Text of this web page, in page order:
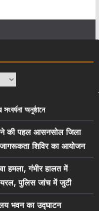
অনুষ্ঠানে
की पहल आसनसोल जिला
जागरूकता शिविर का आयोजन
हमला, गंभीर हालत में
पुलिस जांच में जुटी
भवन का उद्घाटन